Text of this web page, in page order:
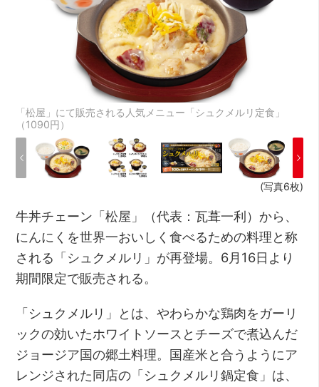
「松屋」にて販売される人気メニュー「シュクメルリ定食」
（1090円）
(写真6枚)
牛丼チェーン「松屋」（代表：瓦葺一利）から、
にんにくを世界一おいしく食べるための料理と称
される「シュクメルリ」が再登場。6月16日より
期間限定で販売される。
「シュクメルリ」とは、やわらかな鶏肉をガーリ
ックの効いたホワイトソースとチーズで煮込んだ
ジョージア国の郷土料理。国産米と合うようにア
レンジされた同店の「シュクメルリ鍋定食」は、